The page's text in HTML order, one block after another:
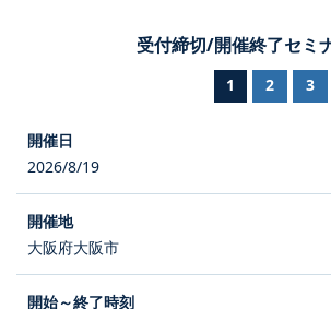
受付締切/開催終了セミ
1 2 3
2026/8/19
大阪府大阪市